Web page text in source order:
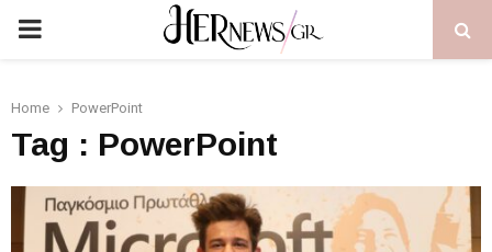
PRIMARY
Home PowerPoint
Tag : PowerPoint